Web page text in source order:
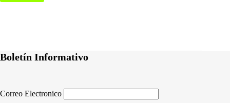
Boletín Informativo
Correo Electronico